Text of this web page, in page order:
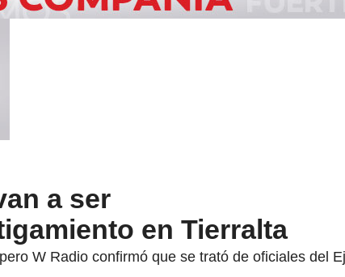
a ser
en Tierralta
W Radio confirmó que se trató de oficiales del